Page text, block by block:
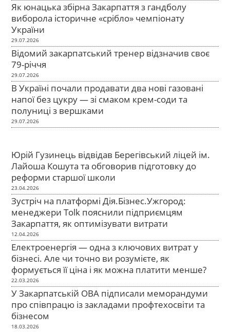
Як юнацька збірна Закарпаття з гандболу
виборола історичне «срібло» чемпіонату
України
29.07.2026
Відомий закарпатський тренер відзначив своє
79-річчя
29.07.2026
В Україні почали продавати два нові газовані
напої без цукру — зі смаком крем-соди та
полуниці з вершками
29.07.2026
Юрій Гузинець відвідав Берегівський ліцей ім.
Лайоша Кошута та обговорив підготовку до
реформи старшої школи
23.04.2026
Зустріч на платформі Дія.Бізнес.Ужгород:
менеджери Tolk пояснили підприємцям
Закарпаття, як оптимізувати витрати
12.04.2026
Електроенергія — одна з ключових витрат у
бізнесі. Але чи точно ви розумієте, як
формується її ціна і як можна платити менше?
22.03.2026
У Закарпатській ОВА підписали меморандуми
про співпрацю із закладами профтехосвіти та
бізнесом
18.03.2026